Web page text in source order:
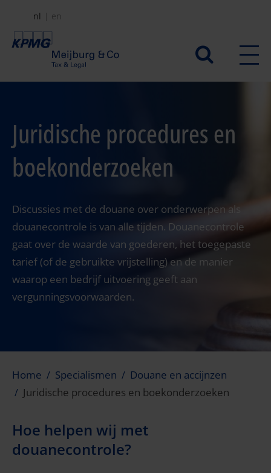
naar
Secundair
menu
nl en
Juridische procedures en
boekonderzoeken
Discussies met de douane over onderwerpen als
douanecontrole is van alle tijden. Douanecontrole
gaat over de waarde van goederen, het toegepaste
tarief (of de gebruikte vrijstelling) en de manier
waarop een bedrijf uitvoering geeft aan
vergunningsvoorwaarden.
Home Specialismen
Douane en accijnzen
Juridische procedures en boekonderzoeken
Hoe helpen wij met
douanecontrole?